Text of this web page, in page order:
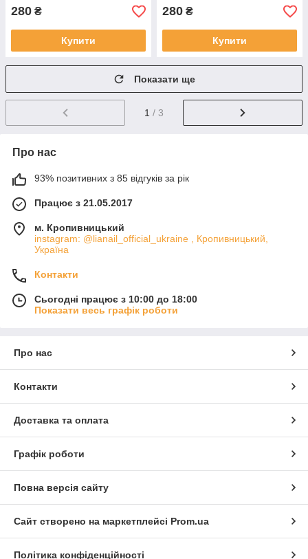
280 ₴
Купити
280 ₴
Купити
Показати ще
1 / 3
Про нас
93% позитивних з 85 відгуків за рік
Працює з 21.05.2017
м. Кропивницький
instagram: @lianail_official_ukraine , Кропивницький,
Україна
Контакти
Сьогодні працює з 10:00 до 18:00
Показати весь графік роботи
Про нас
Контакти
Доставка та оплата
Графік роботи
Повна версія сайту
Сайт створено на маркетплейсі Prom.ua
Політика конфіденційності